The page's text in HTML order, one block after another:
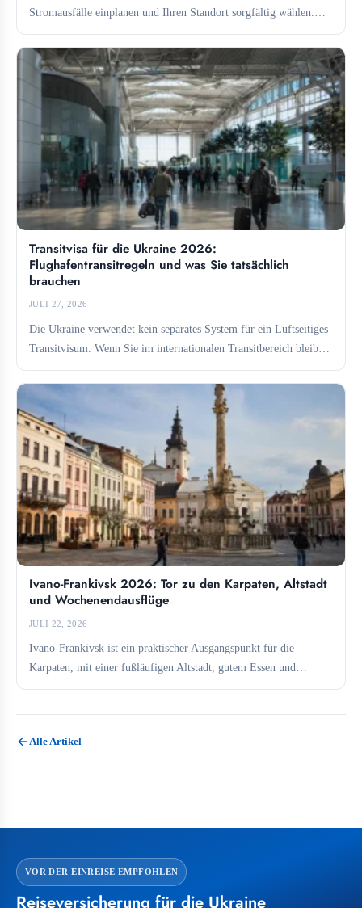
Stromausfälle einplanen und Ihren Standort sorgfältig wählen.
Lviv und...
Transitvisa für die Ukraine 2026:
Flughafentransitregeln und was Sie tatsächlich
brauchen
JULI 27, 2026
Die Ukraine verwendet kein separates System für ein Luftseitiges
Transitvisum. Wenn Sie im internationalen Transitbereich bleiben,
benötigen Sie...
Ivano-Frankivsk 2026: Tor zu den Karpaten, Altstadt
und Wochenendausflüge
JULI 22, 2026
Ivano-Frankivsk ist ein praktischer Ausgangspunkt für die
Karpaten, mit einer fußläufigen Altstadt, gutem Essen und
direkten Verbindungen zu...
Alle Artikel
VOR DER EINREISE EMPFOHLEN
Reiseversicherung für die Ukraine